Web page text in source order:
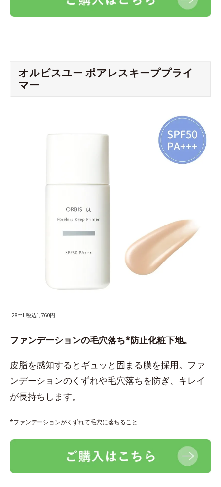
オルビスユー ポアレスキーププライ
マー
28ml 税込1,760円
ファンデーションの毛穴落ち*防止化粧下地。
皮脂を感知するとギュッと固まる膜を採用。ファ
ンデーションのくずれや毛穴落ちを防ぎ、キレイ
が長持ちします。
*ファンデーションがくずれて毛穴に落ちること